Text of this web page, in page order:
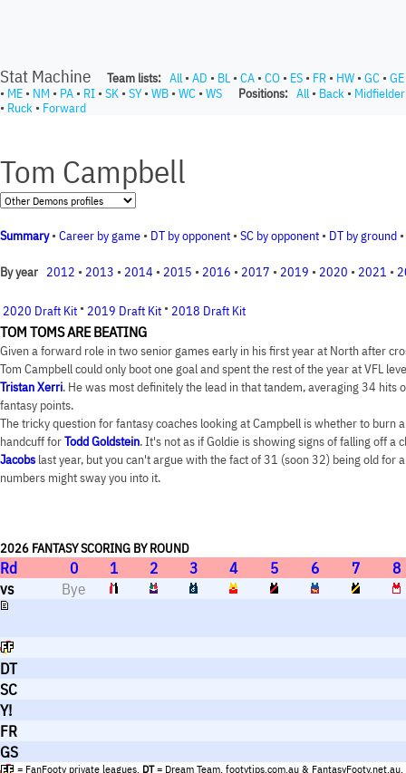
Stat Machine Team lists: All • AD • BL • CA • CO • ES • FR • HW • GC • GE
• ME • NM • PA • RI • SK • SY• WB • WC • WS Positions: All • Back • Midfielder
• Ruck • Forward